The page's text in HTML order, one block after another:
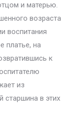
и матерью.
возраста
воспитания
платье, на
к
из
старшина в этих